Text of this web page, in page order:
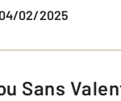
04/02/2025
ou Sans